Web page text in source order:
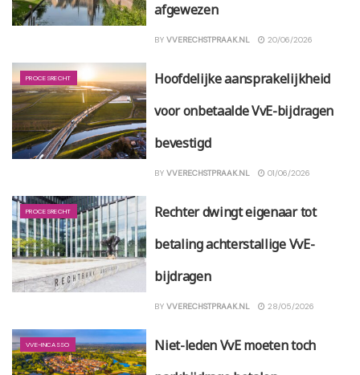
afgewezen
BY VVERECHSTPRAAK.NL 20/06/2026
PROCESRECHT
Hoofdelijke aansprakelijkheid
voor onbetaalde VvE-bijdragen
bevestigd
BY VVERECHSTPRAAK.NL 01/06/2026
PROCESRECHT
Rechter dwingt eigenaar tot
betaling achterstallige VvE-
bijdragen
BY VVERECHSTPRAAK.NL 28/05/2026
VVE-INCASSO
Niet-leden VvE moeten toch